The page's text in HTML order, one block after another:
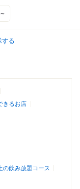
する
きるお店
の飲み放題コース